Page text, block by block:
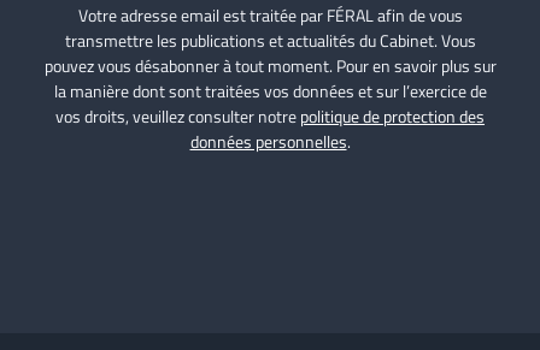
Votre adresse email est traitée par FÉRAL afin de vous
transmettre les publications et actualités du Cabinet. Vous
pouvez vous désabonner à tout moment. Pour en savoir plus sur
la manière dont sont traitées vos données et sur l’exercice de
vos droits, veuillez consulter notrepolitique de protection des
données personnelles.